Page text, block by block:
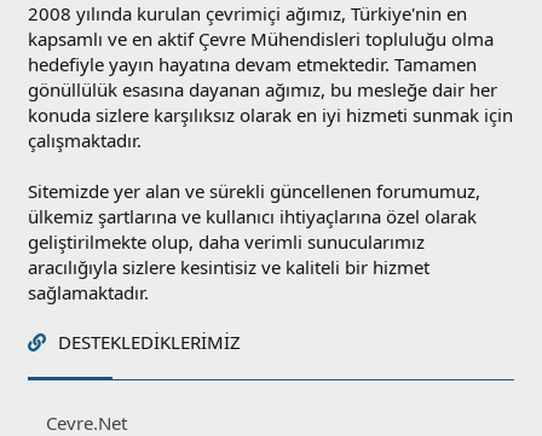
2008 yılında kurulan çevrimiçi ağımız, Türkiye'nin en
kapsamlı ve en aktif Çevre Mühendisleri topluluğu olma
hedefiyle yayın hayatına devam etmektedir. Tamamen
gönüllülük esasına dayanan ağımız, bu mesleğe dair her
konuda sizlere karşılıksız olarak en iyi hizmeti sunmak için
çalışmaktadır.
Sitemizde yer alan ve sürekli güncellenen forumumuz,
ülkemiz şartlarına ve kullanıcı ihtiyaçlarına özel olarak
geliştirilmekte olup, daha verimli sunucularımız
aracılığıyla sizlere kesintisiz ve kaliteli bir hizmet
sağlamaktadır.
DESTEKLEDIKLERIMIZ
Cevre.Net